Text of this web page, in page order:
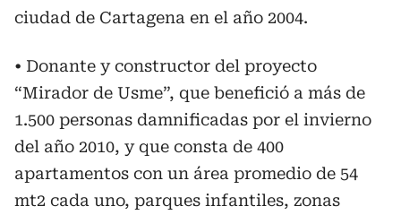
ciudad de Cartagena en el año 2004.
• Donante y constructor del proyecto
“Mirador de Usme”, que benefició a más de
1.500 personas damnificadas por el invierno
del año 2010, y que consta de 400
apartamentos con un área promedio de 54
mt2 cada uno, parques infantiles, zonas